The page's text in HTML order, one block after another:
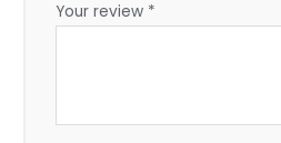
Your review *